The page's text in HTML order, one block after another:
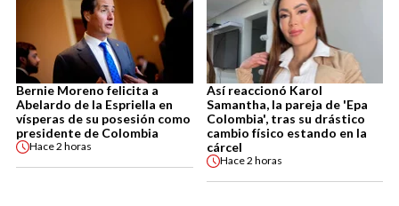
Bernie Moreno felicita a
Abelardo de la Espriella en
vísperas de su posesión como
presidente de Colombia
Hace2 horas
Así reaccionó Karol
Samantha, la pareja de 'Epa
Colombia', tras su drástico
cambio físico estando en la
cárcel
Hace2 horas